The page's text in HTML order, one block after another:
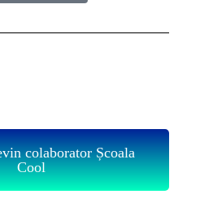
colaborator Școala
Cool